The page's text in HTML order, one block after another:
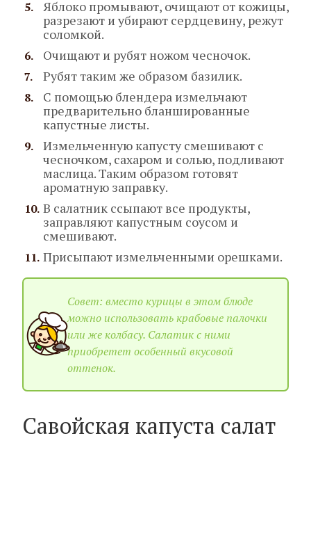
Яблоко промывают, очищают от кожицы,
разрезают и убирают сердцевину, режут
соломкой.
Очищают и рубят ножом чесночок.
Рубят таким же образом базилик.
С помощью блендера измельчают
предварительно бланшированные
капустные листы.
Измельченную капусту смешивают с
чесночком, сахаром и солью, подливают
маслица. Таким образом готовят
ароматную заправку.
В салатник ссыпают все продукты,
заправляют капустным соусом и
смешивают.
Присыпают измельченными орешками.
Совет: вместо курицы в этом блюде
можно использовать крабовые палочки
или же колбасу. Салатик с ними
приобретет особенный вкусовой
оттенок.
Савойская капуста салат